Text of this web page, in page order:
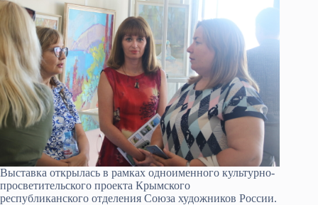
Выставка открылась в рамках одноименного культурно-
просветительского проекта Крымского
республиканского отделения Союза художников России.